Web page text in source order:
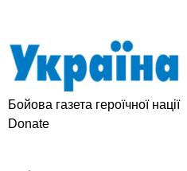
Бойова газета героїчної нації
Donate